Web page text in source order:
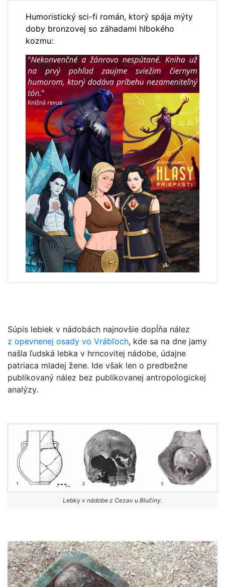
Humoristický sci-fi román, ktorý spája mýty
doby bronzovej so záhadami hlbokého
kozmu:
Súpis lebiek v nádobách najnovšie dopĺňa nález
z opevnenej osady vo Vrábľoch, kde sa na dne jamy
našla ľudská lebka v hrncovitej nádobe, údajne
patriaca mladej žene. Ide však len o predbežne
publikovaný nález bez publikovanej antropologickej
analýzy.
Lebky v nádobe z Cezav u Blučiny.